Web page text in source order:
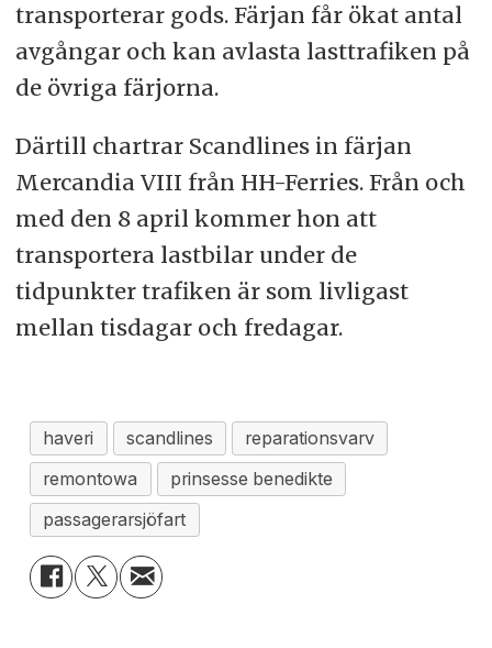
transporterar gods. Färjan får ökat antal
avgångar och kan avlasta lasttrafiken på
de övriga färjorna.
Därtill chartrar Scandlines in färjan
Mercandia VIII från HH-Ferries. Från och
med den 8 april kommer hon att
transportera lastbilar under de
tidpunkter trafiken är som livligast
mellan tisdagar och fredagar.
haveri scandlines
reparationsvarv
remontowa
prinsesse benedikte
passagerarsjöfart